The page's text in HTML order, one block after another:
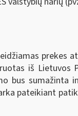
prekes
iš Lietuvos
bus
pateikiant